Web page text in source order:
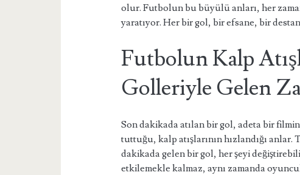
olur. Futbolun bu büyülü anları, her
yaratıyor. Her bir gol, bir efsane, bir
Futbolun Kalp
Golleriyle Gelen
Son dakikada atılan bir gol, adeta bir
tuttuğu, kalp atışlarının hızlandığı anlar.
dakikada gelen bir gol, her şeyi
etkilemekle kalmaz, aynı zamanda